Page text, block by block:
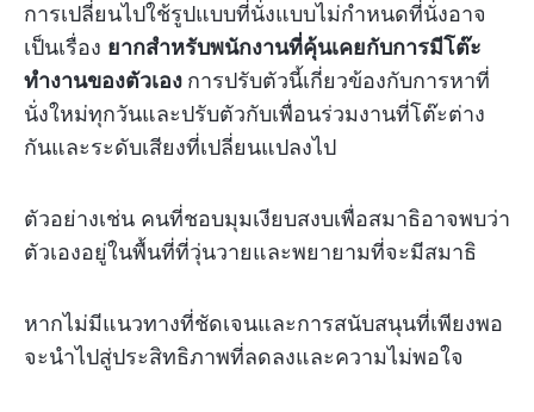
การเปลี่ยนไปใช้รูปแบบที่นั่งแบบไม่กำหนดที่นั่งอาจ
เป็นเรื่อง ยากสำหรับพนักงานที่คุ้นเคยกับการมีโต๊ะ
ทำงานของตัวเอง การปรับตัวนี้เกี่ยวข้องกับการหาที่
นั่งใหม่ทุกวันและปรับตัวกับเพื่อนร่วมงานที่โต๊ะต่าง
กันและระดับเสียงที่เปลี่ยนแปลงไป
ตัวอย่างเช่น คนที่ชอบมุมเงียบสงบเพื่อสมาธิอาจพบว่า
ตัวเองอยู่ในพื้นที่ที่วุ่นวายและพยายามที่จะมีสมาธิ
หากไม่มีแนวทางที่ชัดเจนและการสนับสนุนที่เพียงพอ
จะนำไปสู่ประสิทธิภาพที่ลดลงและความไม่พอใจ